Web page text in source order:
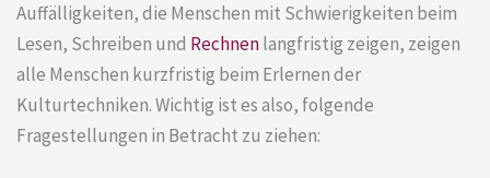
Auffälligkeiten, die Menschen mit Schwierigkeiten beim
Lesen, Schreiben und Rechnenlangfristig zeigen, zeigen
alle Menschen kurzfristig beim Erlernen der
Kulturtechniken. Wichtig ist es also, folgende
Fragestellungen in Betracht zu ziehen: